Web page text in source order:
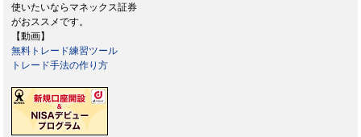
使いたいならマネックス証券
がおススメです。
【動画】
無料トレード練習ツール
トレード手法の作り方